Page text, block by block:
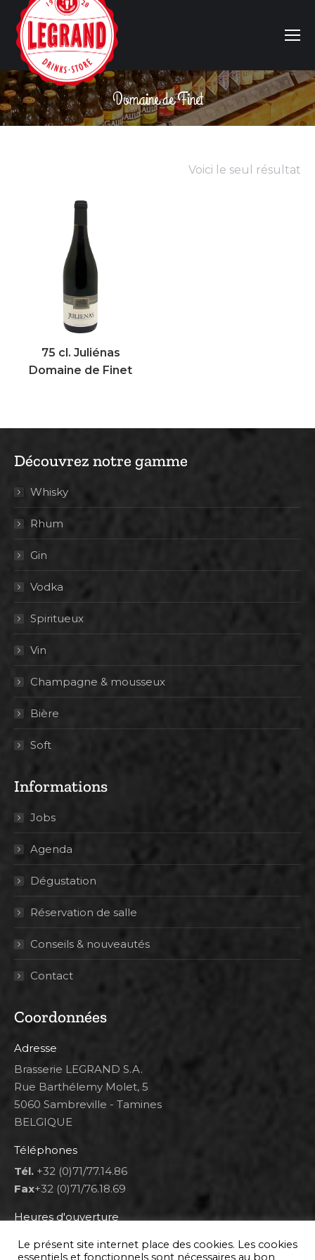
Domaine de Finet
Vous êtes ici :
Voici le seul résultat
75 cl. Juliénas
Domaine de Finet
Découvrez notre gamme
Whisky
Rhum
Gin
Vodka
Spiritueux
Vin
Champagne & mousseux
Bière
Soft
Informations
Jobs
Agenda
Dégustation
Réservation de salle
Conseils & nouveautés
Contact
Coordonnées
Adresse
Brasserie LEGRAND S.A.
Rue Barthélemy Molet, 5
5060 Sambreville - Tamines
BELGIQUE
Téléphones
Tél. +32 (0)71/77.14.86
Fax+32 (0)71/76.18.69
Heures d'ouverture
Lun 8h00-12h00 et 12h30-14h30
Mar au ven 8h00-12h00 et 12h30-17h00
Le présent site internet place des cookies. Les cookies
essentiels et fonctionnels sont nécessaires au bon